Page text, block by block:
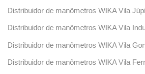
Distribuidor de manômetros WIKA Vila
Distribuidor de manômetros WIKA Vila
Distribuidor de manômetros WIKA Vila
Distribuidor de manômetros WIKA Vila